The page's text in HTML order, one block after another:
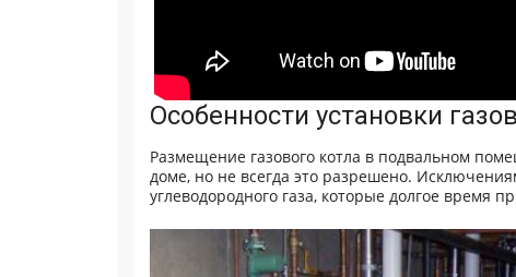
Особенности установки
Размещение газового котла в подвальном
доме, но не всегда это разрешено.
углеводородного газа, которые долгое время